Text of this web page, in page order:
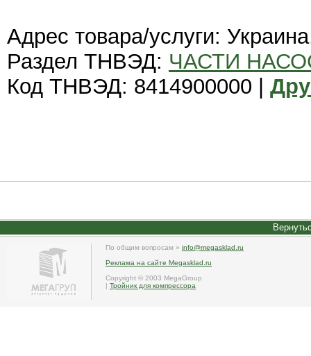
Адрес товара/услуги:
Раздел ТНВЭД: ЧАСТИ
Код ТНВЭД: 8414900000 |
По общим вопросам » info@megasklad.ru
Реклама на сайте Megasklad.ru
Copyright © 2003 MegaGroup
| Тройник для компрессора